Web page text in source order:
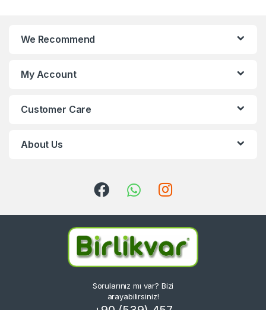
We Recommend
My Account
Customer Care
About Us
Sorularınız mı var? Bizi
arayabilirsiniz!